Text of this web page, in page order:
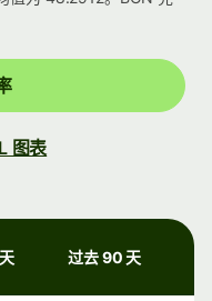
图表
过去 90 天